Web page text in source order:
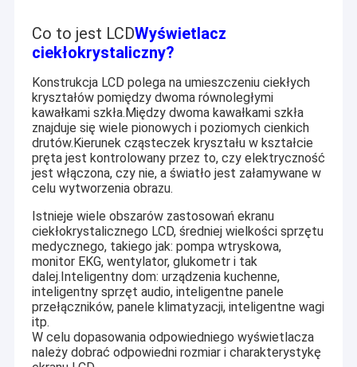
Co to jest LCDWyświetlacz
ciekłokrystaliczny?
Konstrukcja LCD polega na umieszczeniu ciekłych
kryształów pomiędzy dwoma równoległymi
kawałkami szkła.Między dwoma kawałkami szkła
znajduje się wiele pionowych i poziomych cienkich
drutów.Kierunek cząsteczek kryształu w kształcie
pręta jest kontrolowany przez to, czy elektryczność
jest włączona, czy nie, a światło jest załamywane w
celu wytworzenia obrazu.
Istnieje wiele obszarów zastosowań ekranu
ciekłokrystalicznego LCD, średniej wielkości sprzętu
medycznego, takiego jak: pompa wtryskowa,
monitor EKG, wentylator, glukometr i tak
dalej.Inteligentny dom: urządzenia kuchenne,
inteligentny sprzęt audio, inteligentne panele
przełączników, panele klimatyzacji, inteligentne wagi
itp.
W celu dopasowania odpowiedniego wyświetlacza
należy dobrać odpowiedni rozmiar i charakterystykę